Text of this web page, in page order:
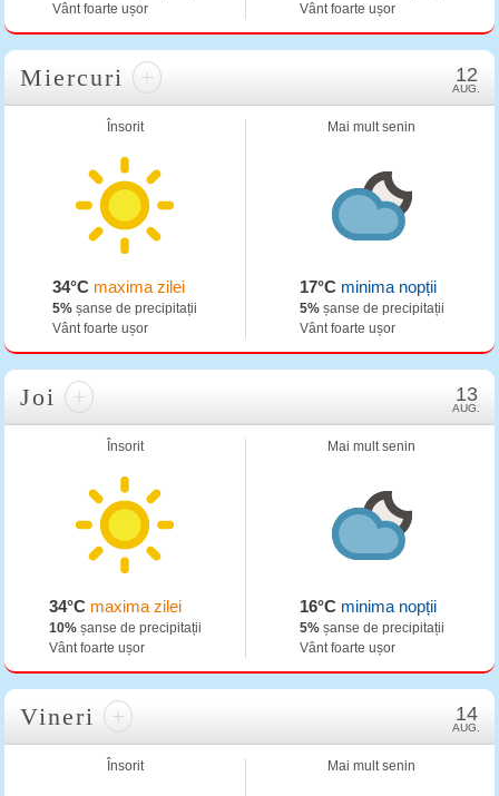
Vânt foarte ușor
Vânt foarte ușor
Miercuri + 12
AUG.
Însorit
34°C maxima zilei
5% șanse de precipitații
Vânt foarte ușor
Mai mult senin
17°Cminima nopții
5%șanse de precipitații
Vânt foarte ușor
Joi + 13
AUG.
Însorit
34°Cmaxima zilei
10%șanse de precipitații
Vânt foarte ușor
Mai mult senin
16°Cminima nopții
5%șanse de precipitații
Vânt foarte ușor
Vineri + 14
AUG.
Însorit Mai mult senin